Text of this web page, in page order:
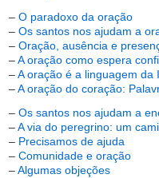
– O paradoxo da oração
– Os santos nos ajudam a
– Oração, ausência e
–A oração como espera
–A oração é a linguagem da
–A oração do coração:
– Os santos nos ajudam a
–A via do peregrino: um
– Precisamos de ajuda
– Comunidade e oração
–Algumas objeções